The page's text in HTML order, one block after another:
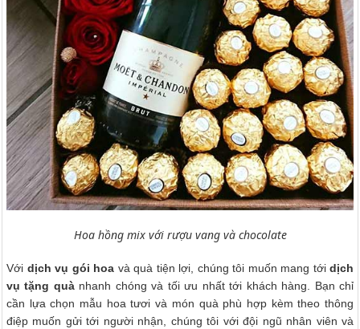
Hoa hồng mix với rượu vang và chocolate
Với dịch vụ gói hoa và quà tiện lợi, chúng tôi muốn mang tới dịch
vụ tặng quànhanh chóng và tối ưu nhất tới khách hàng. Bạn chỉ
cần lựa chọn mẫu hoa tươi và món quà phù hợp kèm theo thông
điệp muốn gửi tới người nhận, chúng tôi với đội ngũ nhân viên và